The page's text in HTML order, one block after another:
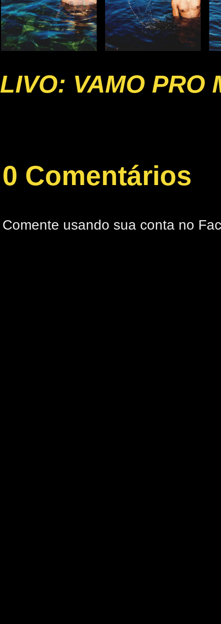
LIVO: VAMO PRO
0 Comentários
Comente usando sua conta no